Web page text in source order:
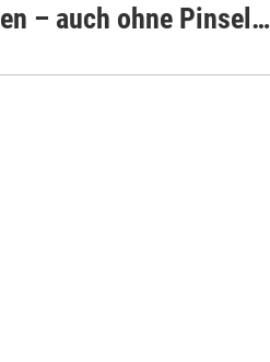
– auch ohne Pinsel…